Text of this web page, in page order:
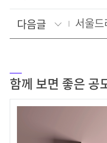
다음글
함께 보면 좋은 공